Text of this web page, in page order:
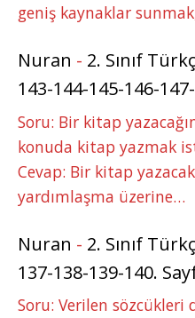
geniş kaynaklar
Nuran - 2. Sınıf
143-144-145-146-
Soru: Bir kitap
konuda kitap yazmak
Cevap: Bir kitap
yardımlaşma üzerine…
Nuran - 2. Sınıf
137-138-139-140.
Soru: Verilen sözcükleri